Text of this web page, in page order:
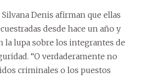
Denis afirman que ellas
desde hace un año y
la lupa sobre los integrantes de
“O verdaderamente no
criminales o los puestos